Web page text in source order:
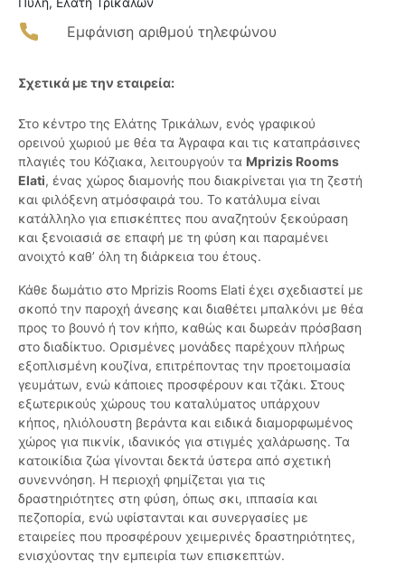
Εμφάνιση αριθμού τηλεφώνου
Σχετικά με την εταιρεία:
Στο κέντρο της Ελάτης Τρικάλων, ενός γραφικού
ορεινού χωριού με θέα τα Άγραφα και τις καταπράσινες
πλαγιές του Κόζιακα, λειτουργούν τα Mprizis Rooms
Elati, ένας χώρος διαμονής που διακρίνεται για τη ζεστή
και φιλόξενη ατμόσφαιρά του. Το κατάλυμα είναι
κατάλληλο για επισκέπτες που αναζητούν ξεκούραση
και ξενοιασιά σε επαφή με τη φύση και παραμένει
ανοιχτό καθ’ όλη τη διάρκεια του έτους.
Κάθε δωμάτιο στο Mprizis Rooms Elati έχει σχεδιαστεί με
σκοπό την παροχή άνεσης και διαθέτει μπαλκόνι με θέα
προς το βουνό ή τον κήπο, καθώς και δωρεάν πρόσβαση
στο διαδίκτυο. Ορισμένες μονάδες παρέχουν πλήρως
εξοπλισμένη κουζίνα, επιτρέποντας την προετοιμασία
γευμάτων, ενώ κάποιες προσφέρουν και τζάκι. Στους
εξωτερικούς χώρους του καταλύματος υπάρχουν
κήπος, ηλιόλουστη βεράντα και ειδικά διαμορφωμένος
χώρος για πικνίκ, ιδανικός για στιγμές χαλάρωσης. Τα
κατοικίδια ζώα γίνονται δεκτά ύστερα από σχετική
συνεννόηση. Η περιοχή φημίζεται για τις
δραστηριότητες στη φύση, όπως σκι, ιππασία και
πεζοπορία, ενώ υφίστανται και συνεργασίες με
εταιρείες που προσφέρουν χειμερινές δραστηριότητες,
ενισχύοντας την εμπειρία των επισκεπτών.